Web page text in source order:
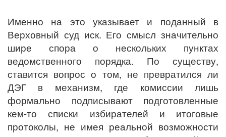
Именно на это указывает и поданный в
Верховный суд иск. Его смысл значительно
шире спора о нескольких пунктах
ведомственного порядка. По существу,
ставится вопрос о том, не превратился ли
ДЭГ в механизм, где комиссии лишь
формально подписывают подготовленные
кем-то списки избирателей и итоговые
протоколы, не имея реальной возможности